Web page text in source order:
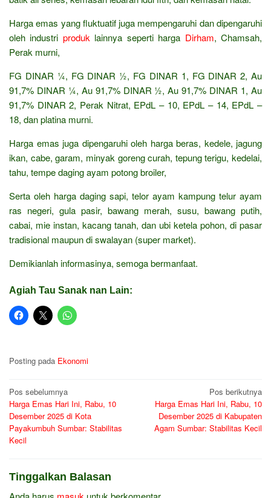
Harga emas yang fluktuatif juga mempengaruhi dan dipengaruhi
oleh industri produklainnya seperti harga Dirham, Chamsah,
Perak murni,
FG DINAR ¼, FG DINAR ½, FG DINAR 1, FG DINAR 2, Au
91,7% DINAR ¼, Au 91,7% DINAR ½, Au 91,7% DINAR 1, Au
91,7% DINAR 2, Perak Nitrat, EPdL – 10, EPdL – 14, EPdL –
18, dan platina murni.
Harga emas juga dipengaruhi oleh harga beras, kedele, jagung
ikan, cabe, garam, minyak goreng curah, tepung terigu, kedelai,
tahu, tempe daging ayam potong broiler,
Serta oleh harga daging sapi, telor ayam kampung telur ayam
ras negeri, gula pasir, bawang merah, susu, bawang putih,
cabai, mie instan, kacang tanah, dan ubi ketela pohon, di pasar
tradisional maupun di swalayan (super market).
Demikianlah informasinya, semoga bermanfaat.
Agiah Tau Sanak nan Lain:
Posting pada Ekonomi
Navigasi
pos
Pos sebelumnya
Harga Emas Hari Ini, Rabu, 10
Desember 2025 di Kota
Payakumbuh Sumbar: Stabilitas
Kecil
Pos berikutnya
Harga Emas Hari Ini, Rabu, 10
Desember 2025 di Kabupaten
Agam Sumbar: Stabilitas Kecil
Tinggalkan Balasan